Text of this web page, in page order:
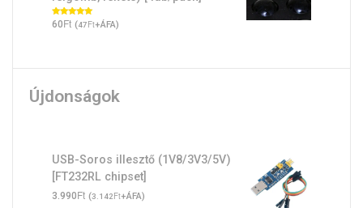
Értékelés:
5.00 / 5
60Ft (47Ft+ÁFA)
Újdonságok
USB-Soros illesztő (1V8/3V3/5V)
[FT232RL chipset]
3.990Ft (3.142Ft+ÁFA)